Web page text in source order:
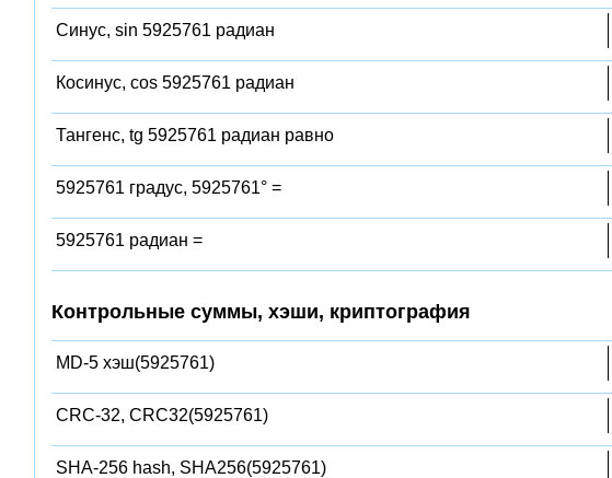
Синус, sin 5925761 радиан
Косинус, cos 5925761 радиан
Тангенс, tg 5925761 радиан равно
5925761 градус, 5925761° =
5925761 радиан =
Контрольные суммы, хэши, криптография
MD-5 хэш(5925761)
CRC-32, CRC32(5925761)
SHA-256 hash, SHA256(5925761)